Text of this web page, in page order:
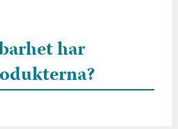
har